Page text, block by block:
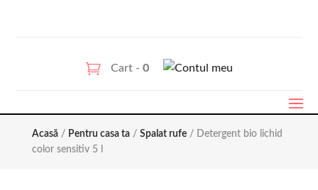
Cart - 0
Acasă/ Pentru casa ta/ Spalat rufe/ Detergent bio lichid
color sensitiv 5 l